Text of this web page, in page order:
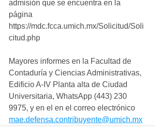
admisión que se encuentra en la
página
https://mdc.fcca.umich.mx/Solicitud/Soli
citud.php
Mayores informes en la Facultad de
Contaduría y Ciencias Administrativas,
Edificio A-IV Planta alta de Ciudad
Universitaria, WhatsApp (443) 230
9975, y en el en el correo electrónico
mae.defensa.contribuyente@umich.mx